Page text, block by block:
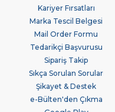
Kariyer Fırsatları
Marka Tescil Belgesi
Mail Order Formu
Tedarikçi Başvurusu
Sipariş Takip
Sıkça Sorulan Sorular
Şikayet & Destek
e-Bülten'den Çıkma